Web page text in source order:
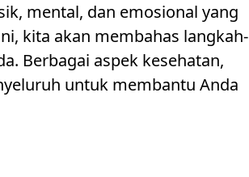
mental, dan emosional yang
kita akan membahas langkah-
Berbagai aspek kesehatan,
untuk membantu Anda